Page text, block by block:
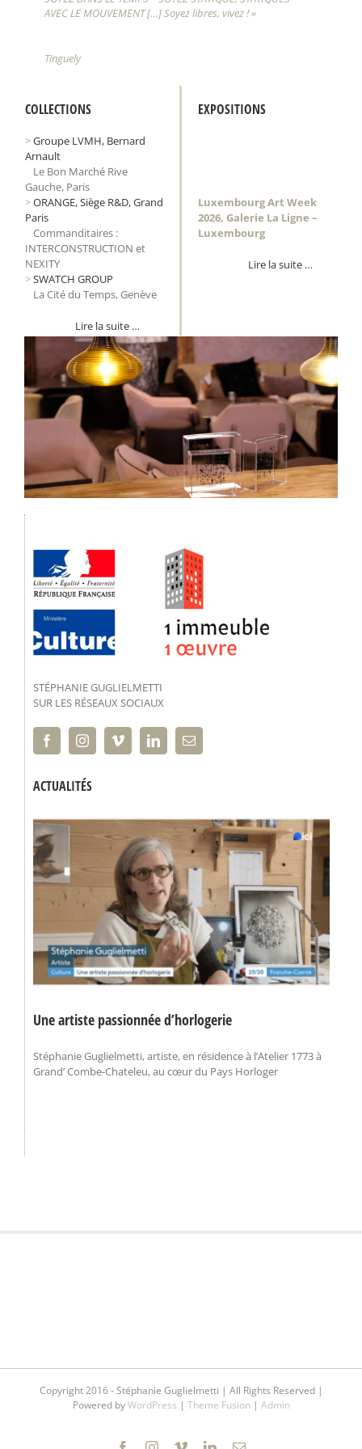
AVEC LE MOUVEMENT […] Soyez libres, vivez ! »
Tinguely
COLLECTIONS EXPOSITIONS
>Groupe LVMH, Bernard
Arnault
Le Bon Marché Rive
Gauche, Paris
>ORANGE, Siège R&D, Grand
Paris
Commanditaires :
INTERCONSTRUCTION et
NEXITY
>SWATCH GROUP
La Cité du Temps, Genève
Lire la suite …
Luxembourg Art Week
2026, Galerie La Ligne –
Luxembourg
Lire la suite …
STÉPHANIE GUGLIELMETTI
SUR LES RÉSEAUX SOCIAUX
ACTUALITÉS
Une artiste passionnée d’horlogerie
Stéphanie Guglielmetti, artiste, en résidence à l’Atelier 1773 à
Grand’ Combe-Chateleu, au cœur du Pays Horloger
Copyright 2016 - Stéphanie Guglielmetti | All Rights Reserved |
Powered byWordPress | Theme Fusion| Admin